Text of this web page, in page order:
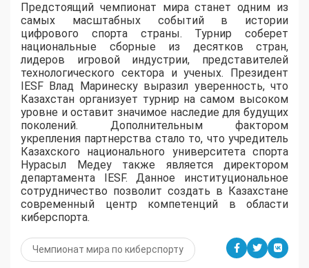
Предстоящий чемпионат мира станет одним из
самых масштабных событий в истории
цифрового спорта страны. Турнир соберет
национальные сборные из десятков стран,
лидеров игровой индустрии, представителей
технологического сектора и ученых. Президент
IESF Влад Маринеску выразил уверенность, что
Казахстан организует турнир на самом высоком
уровне и оставит значимое наследие для будущих
поколений. Дополнительным фактором
укрепления партнерства стало то, что учредитель
Казахского национального университета спорта
Нурасыл Медеу также является директором
департамента IESF. Данное институциональное
сотрудничество позволит создать в Казахстане
современный центр компетенций в области
киберспорта.
Чемпионат мира по киберспорту